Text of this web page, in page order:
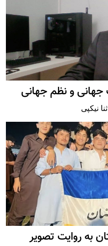
و نظم جهانی
نیکپی
به روایت تصویر